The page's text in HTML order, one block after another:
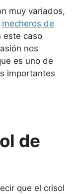
muy variados,
mecheros de
este caso
nos
es uno de
importantes
de
que el crisol